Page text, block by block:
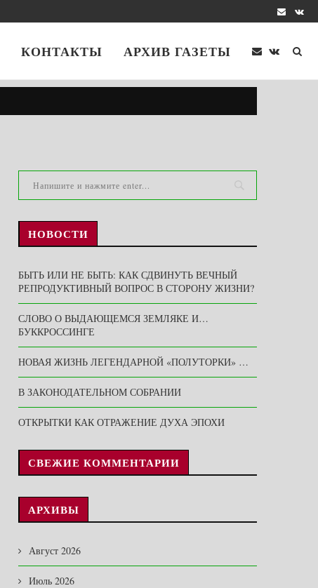
КОНТАКТЫ АРХИВ ГАЗЕТЫ
НОВОСТИ
БЫТЬ ИЛИ НЕ БЫТЬ: КАК СДВИНУТЬ ВЕЧНЫЙ
РЕПРОДУКТИВНЫЙ ВОПРОС В СТОРОНУ ЖИЗНИ?
СЛОВО О ВЫДАЮЩЕМСЯ ЗЕМЛЯКЕ И…
БУККРОССИНГЕ
НОВАЯ ЖИЗНЬ ЛЕГЕНДАРНОЙ «ПОЛУТОРКИ» …
В ЗАКОНОДАТЕЛЬНОМ СОБРАНИИ
ОТКРЫТКИ КАК ОТРАЖЕНИЕ ДУХА ЭПОХИ
СВЕЖИЕ КОММЕНТАРИИ
АРХИВЫ
Август 2026
Июль 2026